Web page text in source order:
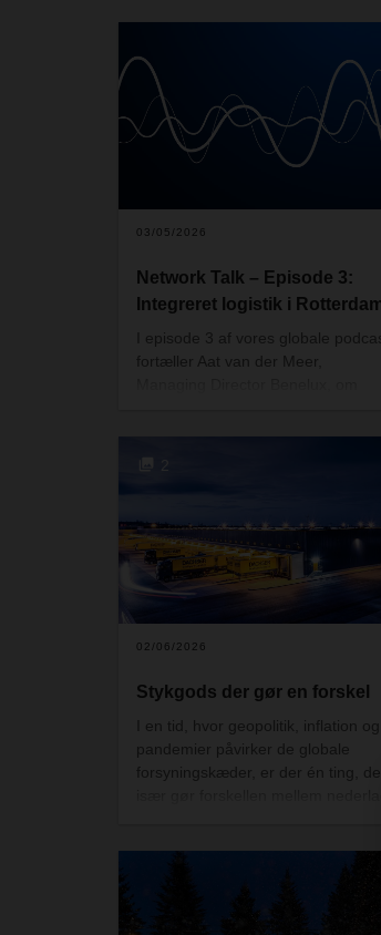
03/05/2026
Network Talk – Episode 3:
Integreret logistik i
I episode 3 af vores globale
fortæller Aat van der Meer,
hvor DACHSER for første gang
02/06/2026
Stykgods der gør en forskel
I en tid, hvor geopolitik, inflation og
pandemier påvirker de globale
forsyningskæder, er der én ting,
kan levere. Derfor bør du vide,